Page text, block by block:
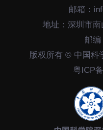
邮箱：
地址：深圳市
邮编
版权所有 © 中国科
粤ICP